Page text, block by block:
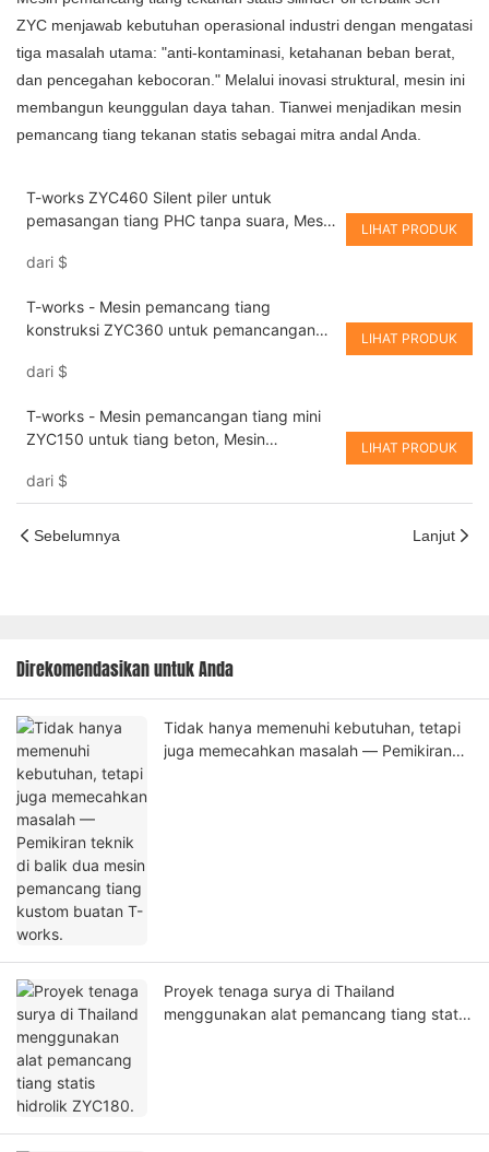
ZYC menjawab kebutuhan operasional industri dengan mengatasi
tiga masalah utama: "anti-kontaminasi, ketahanan beban berat,
dan pencegahan kebocoran." Melalui inovasi struktural, mesin ini
membangun keunggulan daya tahan. Tianwei menjadikan mesin
pemancang tiang tekanan statis sebagai mitra andal Anda.
T-works ZYC460 Silent piler untuk
pemasangan tiang PHC tanpa suara, Mesin
dari $
LIHAT PRODUK
T-works - Mesin pemancang tiang
konstruksi ZYC360 untuk pemancangan
Statis Hidraulik
dari $
LIHAT PRODUK
T-works - Mesin pemancangan tiang mini
ZYC150 untuk tiang beton, Mesin
dari $
LIHAT PRODUK
Sebelumnya Lanjut
Direkomendasikan untuk Anda
Tidak hanya memenuhi kebutuhan, tetapi
juga memecahkan masalah — Pemikiran
Proyek tenaga surya di Thailand
menggunakan alat pemancang tiang statis